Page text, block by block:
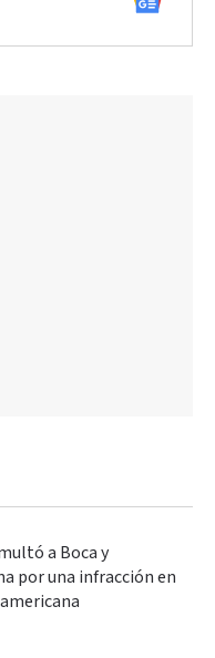
a Boca y
por una infracción en